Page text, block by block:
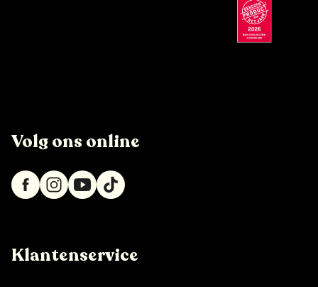
Volg ons online
Klantenservice